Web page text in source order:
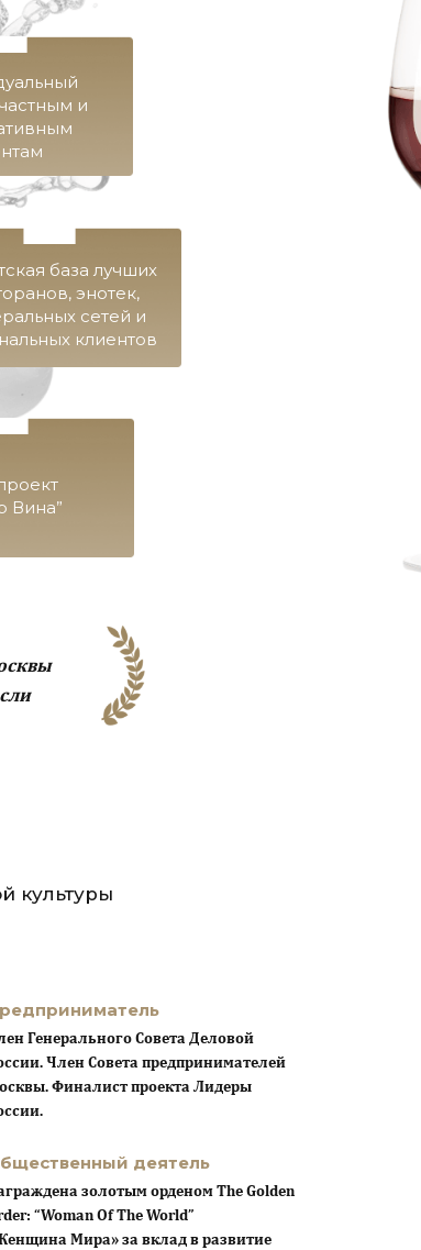
и
база лучших
энотек,
сетей и
клиентов
Вина”
культуры
Генерального Совета Деловой
Член Совета предпринимателей
Финалист проекта Лидеры
деятель
золотым орденом The Golden
“Woman Of The World”
Мира» за вклад в развитие